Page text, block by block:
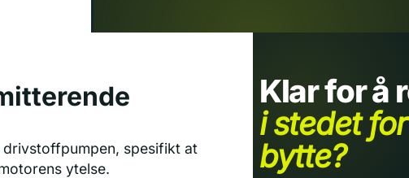
spesifikt at
ytelse.
Klar for å
i stedet
bytte?